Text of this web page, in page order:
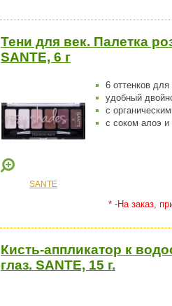
Тени для век. Палетка
SANTE, 6 г
6 оттенков для
удобный
с
с соком алоэ
SANTE
* -На заказ,
Кисть-аппликатор к
глаз. SANTE, 15 г.